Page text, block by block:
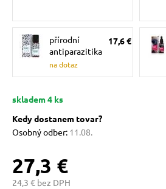
mačky
poukazy
přírodní
antiparazitika
na dotaz
17,6 €
skladem 4 ks
Kedy dostanem tovar?
Osobný odber: 11.08.
27,3 €
24,3 € bez DPH